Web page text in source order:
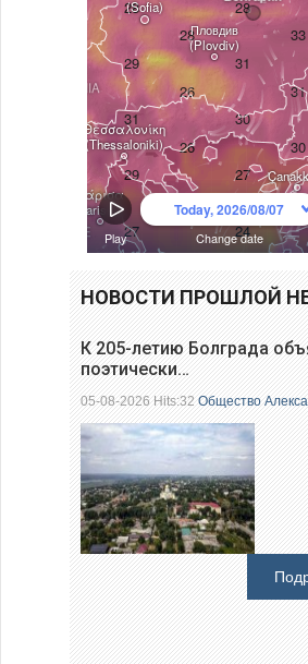
НОВОСТИ ПРОШЛОЙ
К 205-летию Болграда
поэтически…
05-08-2026 Hits:32Общество